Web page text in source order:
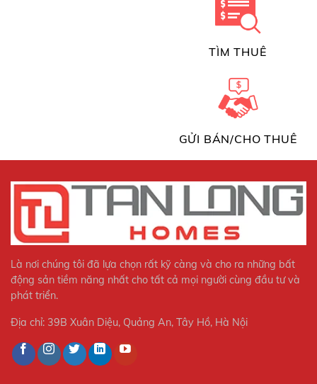
TÌM THUÊ
GỬI BÁN/CHO THUÊ
Là nơi chúng tôi đã lựa chọn rất kỹ càng và cho ra những bất
động sản tiềm năng nhất cho tất cả mọi người cùng đầu tư và
phát triển.
Địa chỉ: 39B Xuân Diệu, Quảng An, Tây Hồ, Hà Nội